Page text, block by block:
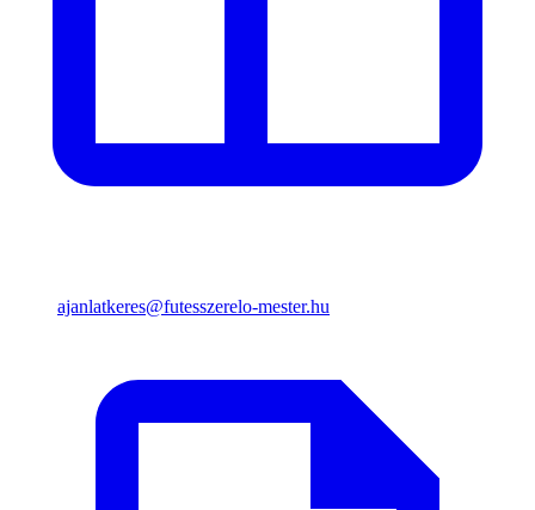
ajanlatkeres@futesszerelo-mester.hu